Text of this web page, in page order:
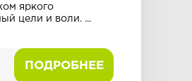
яркого
цели и воли. ...
ПОДРОБНЕЕ